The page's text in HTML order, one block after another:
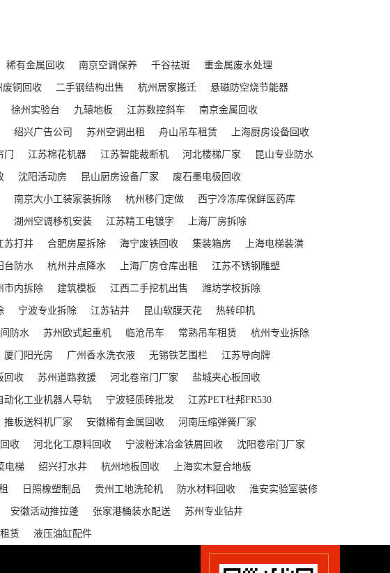
稀有金属回收 南京空调保养 千谷祛斑 重金属废水处理
废铜回收 二手钢结构出售 杭州居家搬迁 悬磁防空烧节能器
徐州实验台 九辕地板 江苏数控斜车 南京金属回收
绍兴广告公司 苏州空调出租 舟山吊车租赁 上海厨房设备回收
江苏棉花机器 江苏智能裁断机 河北楼梯厂家 昆山专业防水
沈阳活动房 昆山厨房设备厂家 废石墨电极回收
南京大小工装家装拆除 杭州移门定做 西宁冷冻库保鲜医药库
湖州空调移机安装 江苏精工电镀字 上海厂房拆除
苏打井 合肥房屋拆除 海宁废铁回收 集装箱房 上海电梯装潢
台防水 杭州井点降水 上海厂房仓库出租 江苏不锈钢雕塑
市内拆除 建筑模板 江西二手挖机出售 潍坊学校拆除
宁波专业拆除 江苏钻井 昆山软膜天花 热转印机
防水 苏州欧式起重机 临沧吊车 常熟吊车租赁 杭州专业拆除
厦门阳光房 广州香水洗衣液 无锡铁艺围栏 江苏导向牌
回收 苏州道路救援 河北卷帘门厂家 盐城夹心板回收
动化工业机器人导轨 宁波轻质砖批发 江苏PET杜邦FR530
推板送料机厂家 安徽稀有金属回收 河南压缩弹簧厂家
收 河北化工原料回收 宁波粉沫冶金铁屑回收 沈阳卷帘门厂家
电梯 绍兴打水井 杭州地板回收 上海实木复合地板
日照橡塑制品 贵州工地洗轮机 防水材料回收 淮安实验室装修
安徽活动推拉蓬 张家港桶装水配送 苏州专业钻井
赁 液压油缸配件